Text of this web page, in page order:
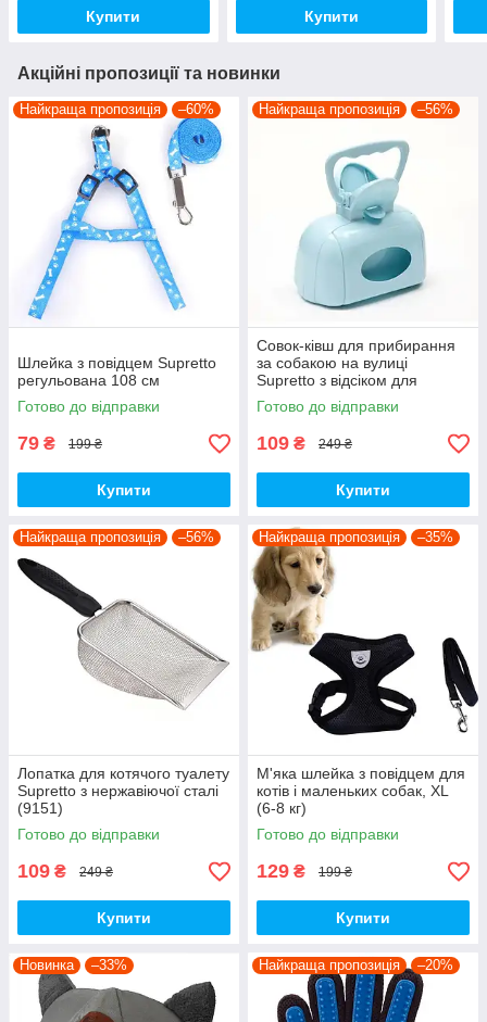
Купити Купити
Акційні пропозиції та новинки
Найкраща пропозиція –60%
Шлейка з повідцем Supretto
регульована 108 см
Готово до відправки
79 ₴ 199 ₴
Купити
Найкраща пропозиція –56%
Совок-ківш для прибирання
за собакою на вулиці
Supretto з відсіком для
пакетів (8153)
Готово до відправки
109 ₴ 249 ₴
Купити
Найкраща пропозиція –56%
Лопатка для котячого туалету
Supretto з нержавіючої сталі
(9151)
Готово до відправки
109 ₴ 249 ₴
Купити
Найкраща пропозиція –35%
М'яка шлейка з повідцем для
котів і маленьких собак, XL
(6-8 кг)
Готово до відправки
129 ₴ 199 ₴
Купити
Новинка –33% Найкраща пропозиція –20%